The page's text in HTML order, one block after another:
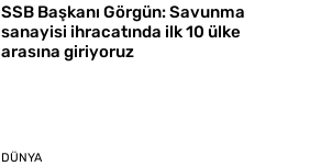
SSB Başkanı Görgün: Savunma
sanayisi ihracatında ilk 10 ülke
arasına giriyoruz
DÜNYA